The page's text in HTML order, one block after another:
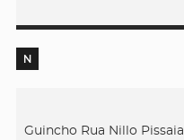
N
Guincho Rua Nillo Pissaia